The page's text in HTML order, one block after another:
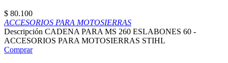
$ 80.100
ACCESORIOS PARA MOTOSIERRAS
Descripción CADENA PARA MS 260 ESLABONES 60 -
ACCESORIOS PARA MOTOSIERRAS STIHL
Comprar